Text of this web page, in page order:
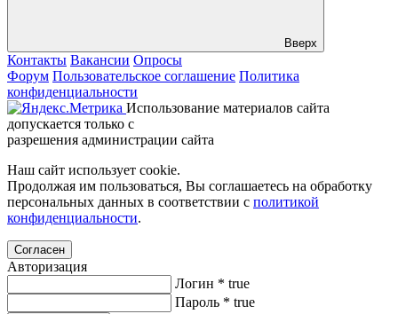
Вверх
Контакты Вакансии Опросы
Форум Пользовательское соглашение Политика
конфиденциальности
Использование материалов сайта
допускается только с
разрешения администрации сайта
Наш сайт использует cookie.
Продолжая им пользоваться, Вы соглашаетесь на обработку
персональных данных в соответствии с политикой
конфиденциальности.
Согласен
Авторизация
Логин * true
Пароль * true